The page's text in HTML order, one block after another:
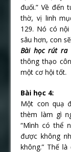
đuối.” Về đến
thờ, vị linh
129. Nó có
sâu hơn, con
Bài học rút ra
thông thạo
một cơ hội tốt.
Bài học 4:
Một con quạ
thèm làm gì
“Mình có thể
được không
không.” Thế